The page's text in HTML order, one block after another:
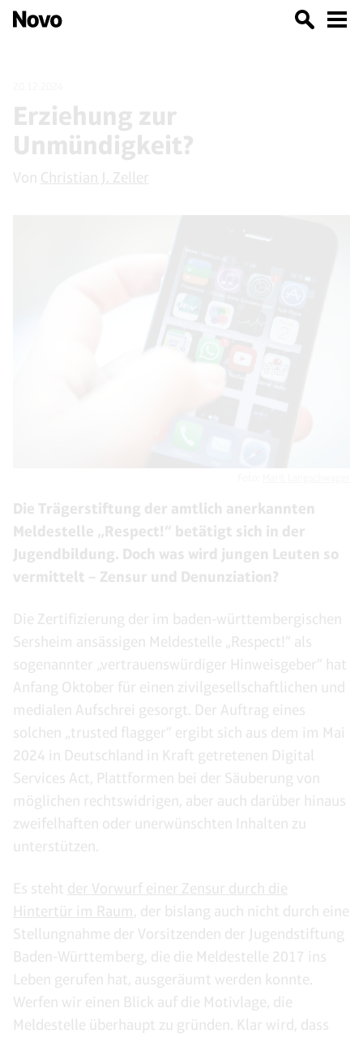
Erziehung zur
Unmündigkeit?
Von Christian J. Zeller
Die Trägerstiftung der amtlich anerkannten
Meldestelle „Respect!“ betätigt sich in der
Jugendbildung. Doch was wird jungen Leuten so
vermittelt – Zensur und Denunziation?
Die Zertifizierung der im baden-württembergischen
Sersheim ansässigen Meldestelle „Respect!“ als
sogenannter „vertrauenswürdiger Hinweisgeber“ hat
Anfang Oktober für einen zivilgesellschaftlichen und
medialen Aufschrei gesorgt. Der Auftrag eines
solchen „trusted flagger“ ergibt sich aus dem im Mai
2024 in Deutschland in Kraft getretenen Digital
Services Act, Plattformen bei der Säuberung von
möglichen rechtswidrigen, aber auch darüber hinaus
zweifelhaften oder unerwünschten Inhalten zu
unterstützen.
Es steht der Vorwurf einer Zensur durch die
Hintertür im Raum, der bislang auch nicht durch eine
Stellungnahme der Vorsitzenden der Jugendstiftung
Baden-Württemberg, die die Meldestelle 2017 ins
Leben gerufen hat, ausgeräumt werden konnte.
Werfen wir einen Blick auf die Motivlage, die
Meldestelle überhaupt zu gründen. Klar wird, dass